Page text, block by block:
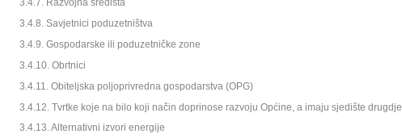
3.4.7. Razvojna središta
3.4.8. Savjetnici poduzetništva
3.4.9. Gospodarske ili poduzetničke zone
3.4.10. Obrtnici
3.4.11. Obiteljska poljoprivredna gospodarstva (OPG)
3.4.12. Tvrtke koje na bilo koji način doprinose razvoju Općine, a imaju sjedište drugdje
3.4.13. Alternativni izvori energije